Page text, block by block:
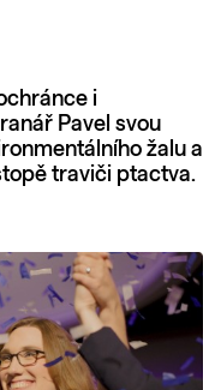
i
Pavel svou
žalu a
traviči ptactva.